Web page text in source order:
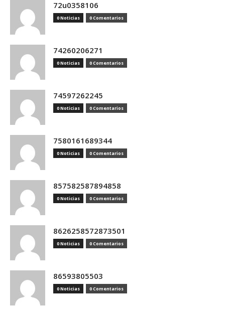
72u0358106
0 Noticias 0 Comentarios
74260206271
0 Noticias 0 Comentarios
74597262245
0 Noticias 0 Comentarios
7580161689344
0 Noticias 0 Comentarios
857582587894858
0 Noticias 0 Comentarios
8626258572873501
0 Noticias 0 Comentarios
86593805503
0 Noticias 0 Comentarios